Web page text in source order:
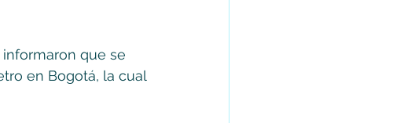
que se
en Bogotá, la cual